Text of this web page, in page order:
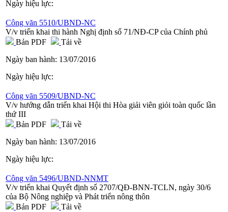
Ngày hiệu lực:
Công văn 5510/UBND-NC
V/v triển khai thi hành Nghị định số 71/NĐ-CP của Chính phủ
Bản PDF
Tải về
Ngày ban hành: 13/07/2016
Ngày hiệu lực:
Công văn 5509/UBND-NC
V/v hướng dẫn triển khai Hội thi Hòa giải viên giỏi toàn quốc lần
thứ III
Bản PDF
Tải về
Ngày ban hành: 13/07/2016
Ngày hiệu lực:
Công văn 5496/UBND-NNMT
V/v triển khai Quyết định số 2707/QĐ-BNN-TCLN, ngày 30/6
của Bộ Nông nghiệp và Phát triển nông thôn
Bản PDF
Tải về